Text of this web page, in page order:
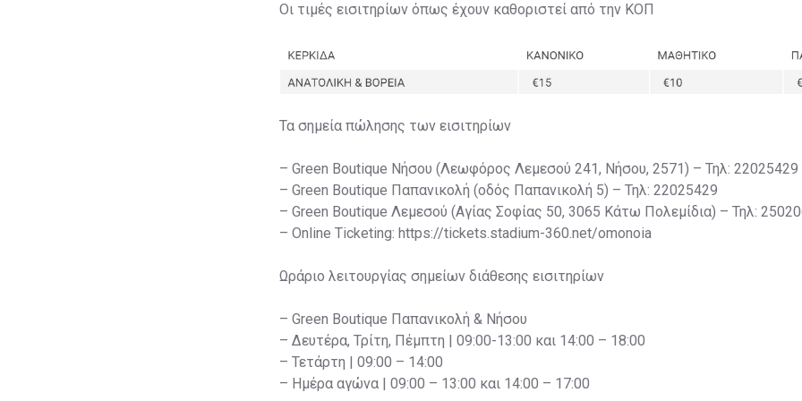
Οι τιμές εισιτηρίων όπως έχουν καθοριστεί από την ΚΟΠ
Τα σημεία πώλησης των εισιτηρίων
– Green Boutique Νήσου (Λεωφόρος Λεμεσού 241, Νήσου, 2571) – Τηλ: 22025429
– Green Boutique Παπανικολή (οδός Παπανικολή 5) – Τηλ: 22025429
– Green Boutique Λεμεσού (Αγίας Σοφίας 50, 3065 Κάτω Πολεμίδια) – Τηλ:
– Online Ticketing: https://tickets.stadium-360.net/omonoia
Ωράριο λειτουργίας σημείων διάθεσης εισιτηρίων
– Green Boutique Παπανικολή & Νήσου
– Δευτέρα, Τρίτη, Πέμπτη | 09:00-13:00 και 14:00 – 18:00
– Τετάρτη | 09:00 – 14:00
– Ημέρα αγώνα | 09:00 – 13:00 και 14:00 – 17:00